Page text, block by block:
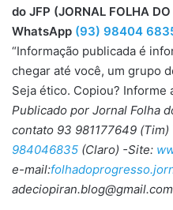
do JFP (JORNAL FOLHA
WhatsApp (93) 98404
“Informação publicada é
chegar até você, um grupo
Seja ético. Copiou? Informe
Publicado por Jornal Folha
contato 93 981177649 (Tim)
984046835 (Claro) -Site:
e-mail:
adeciopiran.blog@gmail.com